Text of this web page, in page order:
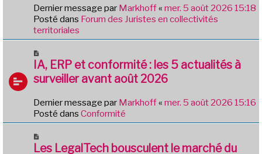
g
e
u
m
e
s
a
g
Dernier message par Markhoff« mer. 5 août 2026 15:18
Posté dans Forum des Juristes en collectivités
territoriales
o
u
v
a
u
s
IA, ERP et conformité : les 5 actualités à
surveiller avant août 2026
Dernier message par Markhoff« mer. 5 août 2026 15:16
Posté dans Conformité
o
Les LegalTech bousculent le marché du